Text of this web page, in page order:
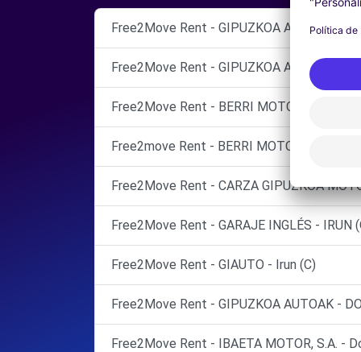
Free2Move Rent - GIPUZKOA AUTOAK -
Free2Move Rent - GIPUZKOA AUTOAK -
Free2Move Rent - BERRI MOTOR, S.L. -
Free2move Rent - BERRI MOTOR, S.L. -
Free2Move Rent - CARZA GIPUZKOA
Free2Move Rent - GARAJE INGLÉS - IRUN
Free2Move Rent - GIAUTO - Irun (C)
Free2Move Rent - GIPUZKOA AUTOAK -
Free2Move Rent - IBAETA MOTOR, S.A. -